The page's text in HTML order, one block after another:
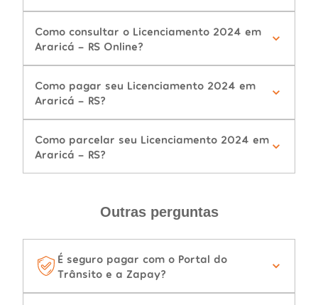
Como consultar o Licenciamento 2024 em
Araricá - RS Online?
Como pagar seu Licenciamento 2024 em
Araricá - RS?
Como parcelar seu Licenciamento 2024 em
Araricá - RS?
Outras perguntas
É seguro pagar com o Portal do
Trânsito e a Zapay?